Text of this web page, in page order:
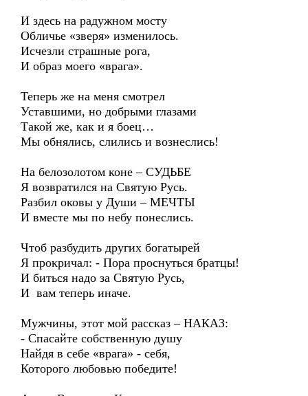
И здесь на радужном мосту
Обличье «зверя» изменилось.
Исчезли страшные рога,
И образ моего «врага».
Теперь же на меня смотрел
Уставшими, но добрыми глазами
Такой же, как и я боец…
Мы обнялись, слились и вознеслись!
На белозолотом коне – СУДЬБЕ
Я возвратился на Святую Русь.
Разбил оковы у Души – МЕЧТЫ
И вместе мы по небу понеслись.
Чтоб разбудить других богатырей
Я прокричал: - Пора проснуться братцы!
И биться надо за Святую Русь,
И вам теперь иначе.
Мужчины, этот мой рассказ – НАКАЗ:
- Спасайте собственную душу
Найдя в себе «врага» - себя,
Которого любовью победите!